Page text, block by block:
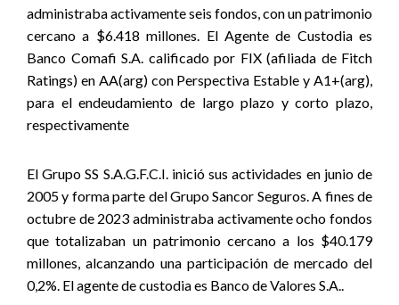
administraba activamente seis fondos, con un patrimonio
cercano a $6.418 millones. El Agente de Custodia es
Banco Comafi S.A. calificado por FIX (afiliada de Fitch
Ratings) en AA(arg) con Perspectiva Estable y A1+(arg),
para el endeudamiento de largo plazo y corto plazo,
respectivamente
El Grupo SS S.A.G.F.C.I. inició sus actividades en junio de
2005 y forma parte del Grupo Sancor Seguros. A fines de
octubre de 2023 administraba activamente ocho fondos
que totalizaban un patrimonio cercano a los $40.179
millones, alcanzando una participación de mercado del
0,2%. El agente de custodia es Banco de Valores S.A..